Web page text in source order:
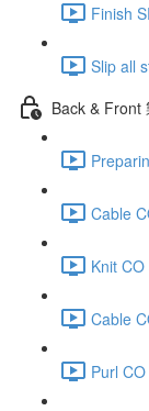
Finish
Slip all
Back & Front
Cable
Knit
Cable
Purl